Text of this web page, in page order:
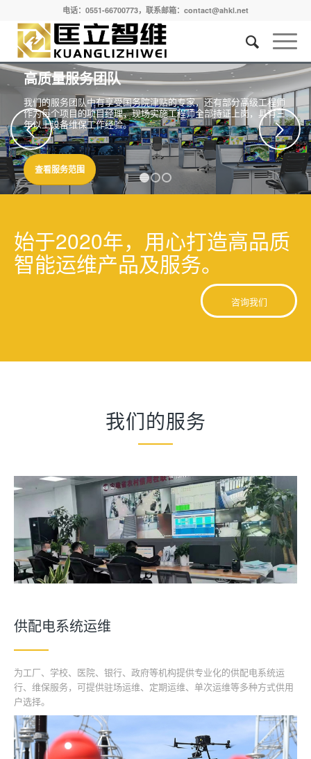
电话：0551-66700773，联系邮箱：contact@ahkl.net
高质量服务团队
我们的服务团队中有享受国务院津贴的专家，还有部分高级工程师
作为每个项目的项目经理，现场实施工程师全部持证上岗，具有三
年以上设备维保工作经验。
查看服务范围
下一页
始于2020年，用心打造高品质
智能运维产品及服务。
咨询我们
我们的服务
供配电系统运维
为工厂、学校、医院、银行、政府等机构提供专业化的供配电系统运
行、维保服务，可提供驻场运维、定期运维、单次运维等多种方式供用
户选择。